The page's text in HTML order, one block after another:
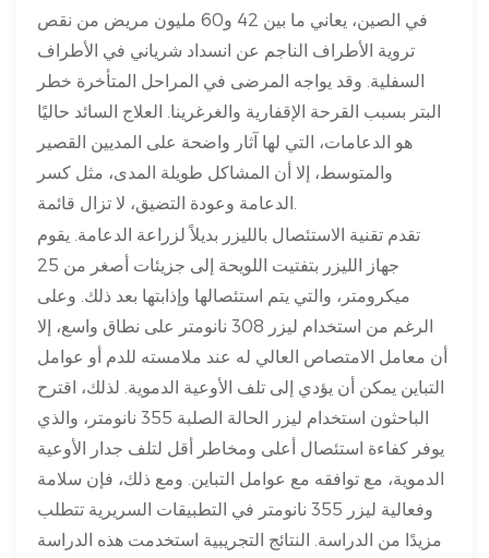
في الصين، يعاني ما بين 42 و60 مليون مريض من نقص
تروية الأطراف الناجم عن انسداد شرياني في الأطراف
السفلية. وقد يواجه المرضى في المراحل المتأخرة خطر
البتر بسبب القرحة الإقفارية والغرغرينا. العلاج السائد حاليًا
هو الدعامات، التي لها آثار واضحة على المديين القصير
والمتوسط، إلا أن المشاكل طويلة المدى، مثل كسر
تقدم تقنية الاستئصال بالليزر بديلاً لزراعة الدعامة. يقوم
جهاز الليزر بتفتيت اللويحة إلى جزيئات أصغر من 25
ميكرومتر، والتي يتم استئصالها وإذابتها بعد ذلك. وعلى
الرغم من استخدام ليزر 308 نانومتر على نطاق واسع، إلا
أن معامل الامتصاص العالي له عند ملامسته للدم أو عوامل
التباين يمكن أن يؤدي إلى تلف الأوعية الدموية. لذلك، اقترح
الباحثون استخدام ليزر الحالة الصلبة 355 نانومتر، والذي
يوفر كفاءة استئصال أعلى ومخاطر أقل لتلف جدار الأوعية
الدموية، مع توافقه مع عوامل التباين. ومع ذلك، فإن سلامة
وفعالية ليزر 355 نانومتر في التطبيقات السريرية تتطلب
مزيدًا من الدراسة. النتائج التجريبية استخدمت هذه الدراسة